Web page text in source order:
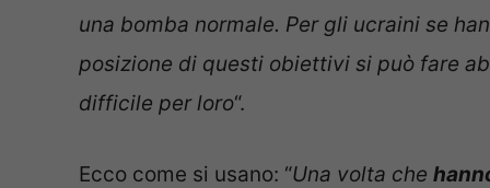
una bomba normale. Per gli ucraini se
posizione di questi obiettivi si può fare
difficile per loro“.
Ecco come si usano: “Una volta che